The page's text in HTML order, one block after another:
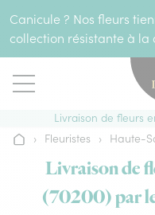
Canicule ? Nos fleurs
collection résistante à la
Livraison de fleurs
Accueil
› Fleuristes › Haute-
Livraison de
(70200) par